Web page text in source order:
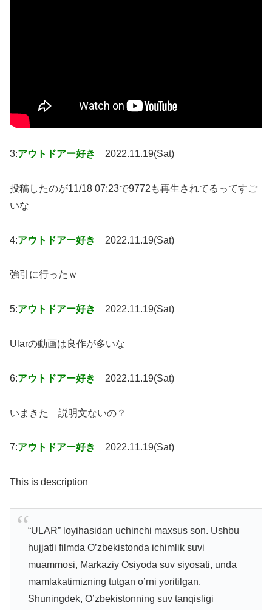
3:アウトドアー好き 2022.11.19(Sat)
投稿したのが11/18 07:23で9772も再生されてるってすご
いな
4:アウトドアー好き 2022.11.19(Sat)
強引に行ったｗ
5:アウトドアー好き 2022.11.19(Sat)
Ularの動画は良作が多いな
6:アウトドアー好き 2022.11.19(Sat)
いまきた 説明文ないの？
7:アウトドアー好き 2022.11.19(Sat)
This is description
“ULAR” loyihasidan uchinchi maxsus son. Ushbu
hujjatli filmda O’zbekistonda ichimlik suvi
muammosi, Markaziy Osiyoda suv siyosati, unda
mamlakatimizning tutgan o’rni yoritilgan.
Shuningdek, O’zbekistonning suv tanqisligi